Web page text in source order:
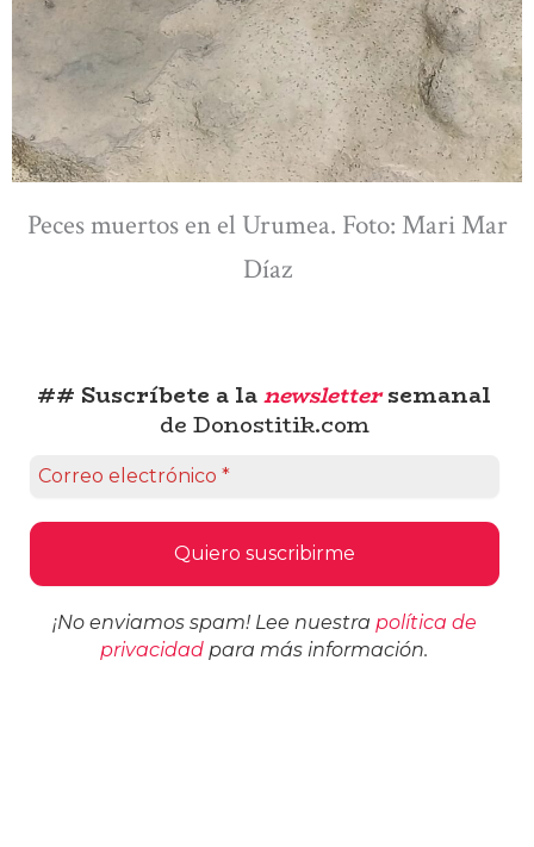
Peces muertos en el Urumea. Foto: Mari Mar
Díaz
## Suscríbete a lanewslettersemanal
de Donostitik.com
¡No enviamos spam! Lee nuestra política de
privacidad para más información.